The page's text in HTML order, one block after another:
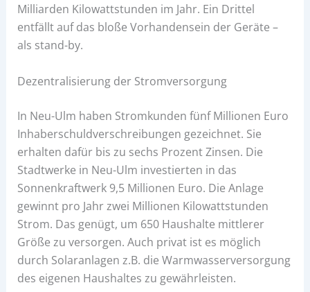
Milliarden Kilowattstunden im Jahr. Ein Drittel
entfällt auf das bloße Vorhandensein der Geräte –
als stand-by.
Dezentralisierung der Stromversorgung
In Neu-Ulm haben Stromkunden fünf Millionen Euro
Inhaberschuldverschreibungen gezeichnet. Sie
erhalten dafür bis zu sechs Prozent Zinsen. Die
Stadtwerke in Neu-Ulm investierten in das
Sonnenkraftwerk 9,5 Millionen Euro. Die Anlage
gewinnt pro Jahr zwei Millionen Kilowattstunden
Strom. Das genügt, um 650 Haushalte mittlerer
Größe zu versorgen. Auch privat ist es möglich
durch Solaranlagen z.B. die Warmwasserversorgung
des eigenen Haushaltes zu gewährleisten.